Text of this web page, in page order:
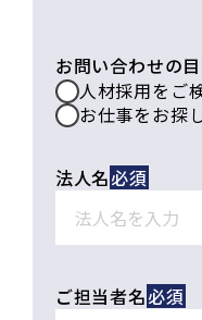
お問い合わせの
人材採用をご
お仕事をお探
法人名
ご担当者名